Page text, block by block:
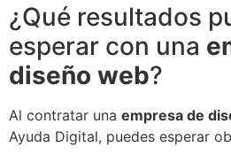
¿Qué resultados
esperar con una
diseño web?
Al contratar una empresa de
Ayuda Digital, puedes esperar